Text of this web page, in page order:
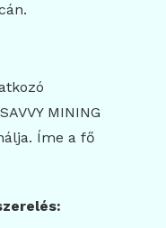
MINING
Íme a fő